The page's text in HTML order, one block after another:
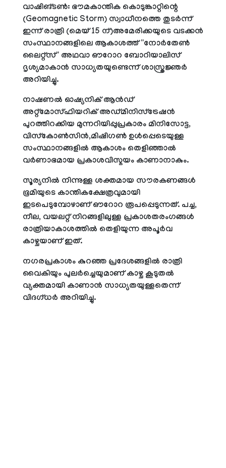
വാഷിങ്ടണ്‍: ഭൗമകാന്തിക കൊടുങ്കാറ്റിന്റെ
(Geomagnetic Storm) സ്വാധീനത്തെ തുടര്‍ന്ന്
ഇന്ന് രാത്രി (മെയ് 15 ന്)അമേരിക്കയുടെ വടക്കന്‍
സംസ്ഥാനങ്ങളിലെ ആകാശത്ത് ''നോര്‍തേണ്‍
ലൈറ്റ്‌സ്'' അഥവാ ഔറോറ ബോറിയാലിസ്
ദൃശ്യമാകാന്‍ സാധ്യതയുണ്ടെന്ന് ശാസ്ത്രജ്ഞര്‍
അറിയിച്ചു.
നാഷണല്‍ ഓഷ്യനിക് ആന്‍ഡ്
അറ്റ്‌മോസ്ഫിയറിക് അഡ്മിനിസ്ട്രേഷന്‍
പുറത്തിറക്കിയ മുന്നറിയിപ്പുപ്രകാരം മിനിസോട്ട,
വിസ്‌കോണ്‍സിന്‍,മിഷിഗണ്‍ ഉള്‍പ്പെടെയുള്ള
സംസ്ഥാനങ്ങളില്‍ ആകാശം തെളിഞ്ഞാല്‍
വര്‍ണാഭമായ പ്രകാശവിസ്മയം കാണാനാകും.
സൂര്യനില്‍ നിന്നുള്ള ശക്തമായ സൗരകണങ്ങള്‍
ഭൂമിയുടെ കാന്തികക്ഷേത്രവുമായി
ഇടപെടുമ്പോഴാണ് ഔറോറ രൂപപ്പെടുന്നത്. പച്ച,
നീല, വയലറ്റ് നിറങ്ങളിലുള്ള പ്രകാശതരംഗങ്ങള്‍
രാത്രിയാകാശത്തില്‍ തെളിയുന്ന അപൂര്‍വ
കാഴ്ചയാണ് ഇത്.
നഗരപ്രകാശം കുറഞ്ഞ പ്രദേശങ്ങളില്‍ രാത്രി
വൈകിയും പുലര്‍ച്ചെയുമാണ് കാഴ്ച കൂടുതല്‍
വ്യക്തമായി കാണാന്‍ സാധ്യതയുള്ളതെന്ന്
വിദഗ്ധര്‍ അറിയിച്ചു.